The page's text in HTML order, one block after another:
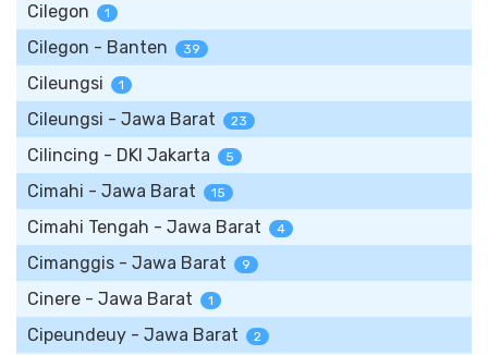
Cilegon 1
Cilegon - Banten 39
Cileungsi 1
Cileungsi - Jawa Barat 23
Cilincing - DKI Jakarta 5
Cimahi - Jawa Barat 15
Cimahi Tengah - Jawa Barat 4
Cimanggis - Jawa Barat 9
Cinere - Jawa Barat 1
Cipeundeuy - Jawa Barat 2